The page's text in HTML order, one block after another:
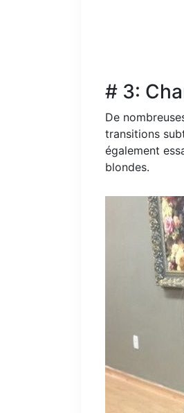
# 3:
De
transitions
également
blondes.